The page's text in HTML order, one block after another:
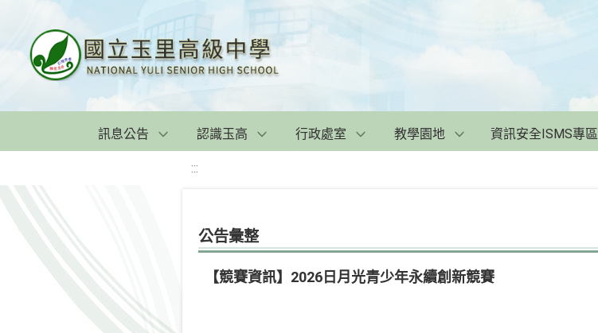
訊息公告 認識玉高 行政處室 教學園地 資訊安全ISMS專區
:::
公告彙整
【競賽資訊】2026日月光青少年永續創新競賽